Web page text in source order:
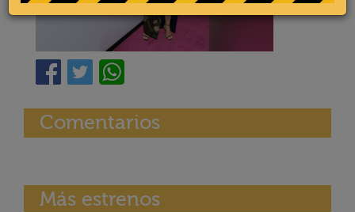
Comentarios
Más estrenos